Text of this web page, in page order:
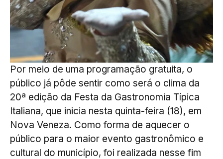
Por meio de uma programação gratuita, o
público já pôde sentir como será o clima da
20ª edição da Festa da Gastronomia Típica
Italiana, que inicia nesta quinta-feira (18), em
Nova Veneza. Como forma de aquecer o
público para o maior evento gastronômico e
cultural do município, foi realizada nesse fim